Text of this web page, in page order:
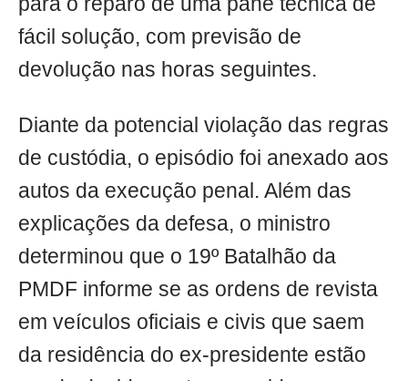
fácil solução, com previsão de
devolução nas horas seguintes.
Diante da potencial violação das regras
de custódia, o episódio foi anexado aos
autos da execução penal. Além das
explicações da defesa, o ministro
determinou que o 19º Batalhão da
PMDF informe se as ordens de revista
em veículos oficiais e civis que saem
da residência do ex-presidente estão